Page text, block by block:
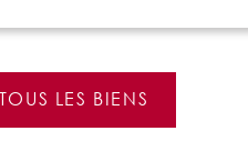
LES BIENS